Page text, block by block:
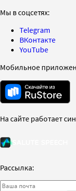
Мы в соцсетях:
Telegram
ВКонтакте
YouTube
Мобильное
На сайте работает
Рассылка: